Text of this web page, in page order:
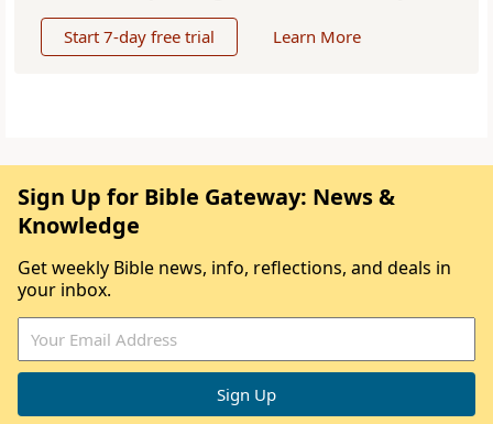
Start 7-day free trial Learn More
Sign Up for Bible Gateway: News &
Knowledge
Get weekly Bible news, info, reflections, and deals in
your inbox.